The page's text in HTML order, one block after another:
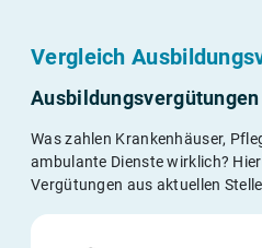
Vergleich
Was zahlen Krankenhäuser,
ambulante Dienste wirklich?
Vergütungen aus aktuellen